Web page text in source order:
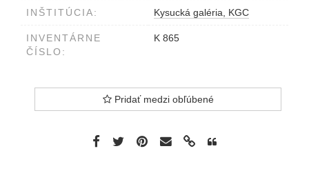
INŠTITÚCIA: Kysucká galéria, KGC
INVENTÁRNE
ČÍSLO:
K 865
Pridať medzi obľúbené